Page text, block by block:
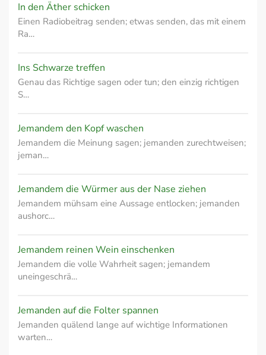
In den Äther schicken
Einen Radiobeitrag senden; etwas senden, das mit einem
Ra…
Ins Schwarze treffen
Genau das Richtige sagen oder tun; den einzig richtigen
S…
Jemandem den Kopf waschen
Jemandem die Meinung sagen; jemanden zurechtweisen;
jeman…
Jemandem die Würmer aus der Nase ziehen
Jemandem mühsam eine Aussage entlocken; jemanden
aushorc…
Jemandem reinen Wein einschenken
Jemandem die volle Wahrheit sagen; jemandem
uneingeschrä…
Jemanden auf die Folter spannen
Jemanden quälend lange auf wichtige Informationen
warten…